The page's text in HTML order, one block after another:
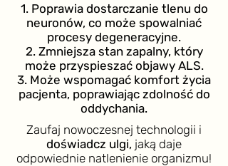
1. Poprawia dostarczanie tlenu do
neuronów, co może spowalniać
procesy degeneracyjne.
2. Zmniejsza stan zapalny, który
może przyspieszać objawy ALS.
3. Może wspomagać komfort życia
pacjenta, poprawiając zdolność do
oddychania.
Zaufaj nowoczesnej technologii i
doświadcz ulgi, jaką daje
odpowiednie natlenienie organizmu!